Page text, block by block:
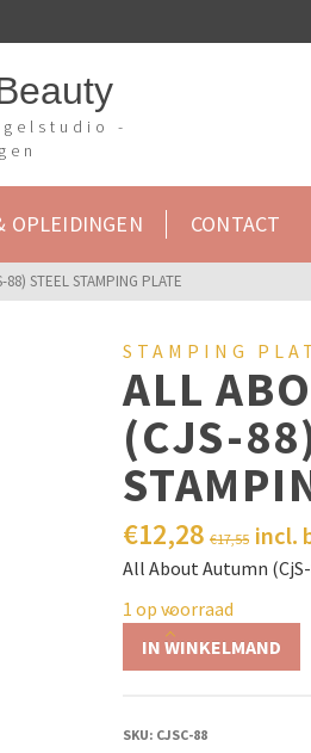
-
OPLEIDINGEN CONTACT
STEEL STAMPING PLATE
STAMPING
ALL
(CJS-
€17,55
€12,28 incl.
All About Autumn
1 op voorraad
IN WINKELMAND
SKU: CJSC-88